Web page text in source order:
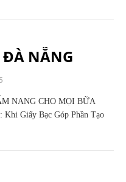
ĐÀ NẴNG
NANG CHO MỌI BỮA
Giấy Bạc Góp Phần Tạo